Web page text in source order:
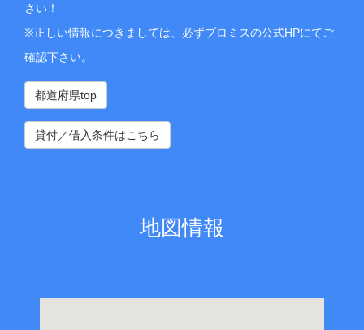
さい！
※正しい情報につきましては、必ずプロミスの公式HPにてご
確認下さい。
都道府県top
貸付／借入条件はこちら
地図情報